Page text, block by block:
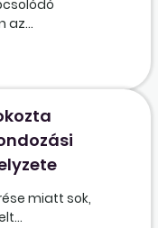
az...
miatt sok,